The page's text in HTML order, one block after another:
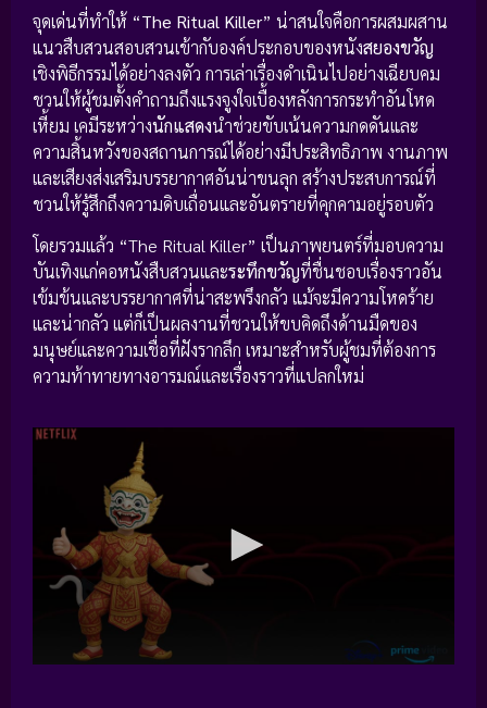
จุดเด่นที่ทำให้ “The Ritual Killer” น่าสนใจคือการผสมผสาน
แนวสืบสวนสอบสวนเข้ากับองค์ประกอบของหนังสยองขวัญ
เชิงพิธีกรรมได้อย่างลงตัว การเล่าเรื่องดำเนินไปอย่างเฉียบคม
ชวนให้ผู้ชมตั้งคำถามถึงแรงจูงใจเบื้องหลังการกระทำอันโหด
เหี้ยม เคมีระหว่างนักแสดงนำช่วยขับเน้นความกดดันและ
ความสิ้นหวังของสถานการณ์ได้อย่างมีประสิทธิภาพ งานภาพ
และเสียงส่งเสริมบรรยากาศอันน่าขนลุก สร้างประสบการณ์ที่
ชวนให้รู้สึกถึงความดิบเถื่อนและอันตรายที่คุกคามอยู่รอบตัว
โดยรวมแล้ว “The Ritual Killer” เป็นภาพยนตร์ที่มอบความ
บันเทิงแก่คอหนังสืบสวนและระทึกขวัญที่ชื่นชอบเรื่องราวอัน
เข้มข้นและบรรยากาศที่น่าสะพรึงกลัว แม้จะมีความโหดร้าย
และน่ากลัว แต่ก็เป็นผลงานที่ชวนให้ขบคิดถึงด้านมืดของ
มนุษย์และความเชื่อที่ฝังรากลึก เหมาะสำหรับผู้ชมที่ต้องการ
ความท้าทายทางอารมณ์และเรื่องราวที่แปลกใหม่